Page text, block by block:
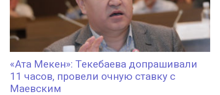
«Ата Мекен»: Текебаева допрашивали
11 часов, провели очную ставку с
Маевским